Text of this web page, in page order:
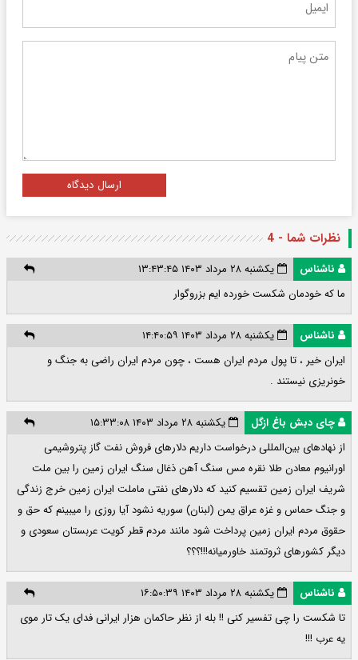
ارسال دیدگاه
نظرات شما - 4
ناشناس
یکشنبه ۲۸ مرداد ۱۴۰۳ ۱۳:۴۳:۴۵
ما که خودمان شکست خورده ایم بزروگوار
ناشناس
یکشنبه ۲۸ مرداد ۱۴۰۳ ۱۴:۴۰:۵۹
ایران خیر ، تا پول مردم ایران هست ، چون مردم ایران راضی به جنگ و
خونریزی نیستند .
چای دبش باغ ازگل
یکشنبه ۲۸ مرداد ۱۴۰۳ ۱۵:۳۳:۰۸
از نهادهای بین‌المللی درخواست داریم دلارهای فروش نفت گاز پتروشیمی
اورانیوم معادن طلا نقره مس سنگ آهن ذغال سنگ ایران زمین را بین ملت
شریف ایران زمین تقسیم کنید که دلارهای نفتی ماملت ایران زمین خرج زندگی
و جنگ حماس و غزه عراق یمن (لبنان) سوریه نشود آیا روزی را میبینم که حق و
حقوق مردم ایران زمین پرداخت شود مانند مردم قطر کویت عربستان سعودی و
دیگر کشورهای ثروتمند خاورمیانه!!!؟؟؟
ناشناس
یکشنبه ۲۸ مرداد ۱۴۰۳ ۱۶:۵۰:۳۹
تا شکست را چی تفسیر کنی !! بله از نظر حاکمان هزار ایرانی فدای یک تار موی
یه عرب !!!